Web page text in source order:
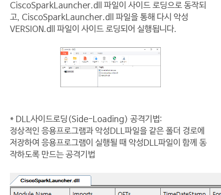
CiscoSparkLauncher.dll 파일이 사이드 로딩으로 동작되
고, CiscoSparkLauncher.dll 파일을 통해 다시 악성
VERSION.dll 파일이 사이드 로딩되어 실행됩니다.
* DLL사이드로딩(Side-Loading) 공격기법:
정상적인 응용프로그램과 악성DLL파일을 같은 폴더 경로에
저장하여 응용프로그램이 실행될 때 악성DLL파일이 함께 동
작하도록 만드는 공격기법